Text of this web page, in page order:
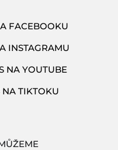
FACEBOOKU
INSTAGRAMU
NA YOUTUBE
NA TIKTOKU